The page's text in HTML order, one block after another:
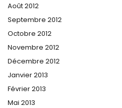
Août 2012
Septembre 2012
Octobre 2012
Novembre 2012
Décembre 2012
Janvier 2013
Février 2013
Mai 2013